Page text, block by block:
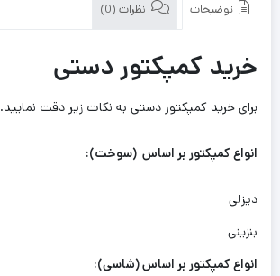
توضیحات نظرات (0)
خرید کمپکتور دستی
برای خرید کمپکتور دستی به نکات زیر دقت نمایید.
انواع کمپکتور بر اساس (سوخت):
دیزلی
بنزینی
انواع کمپکتور بر اساس (شاسی):